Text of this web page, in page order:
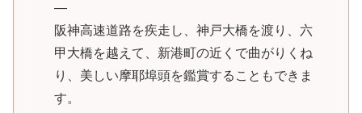
—
阪神高速道路を疾走し、神戸大橋を渡り、六
甲大橋を越えて、新港町の近くで曲がりくね
り、美しい摩耶埠頭を鑑賞することもできま
す。